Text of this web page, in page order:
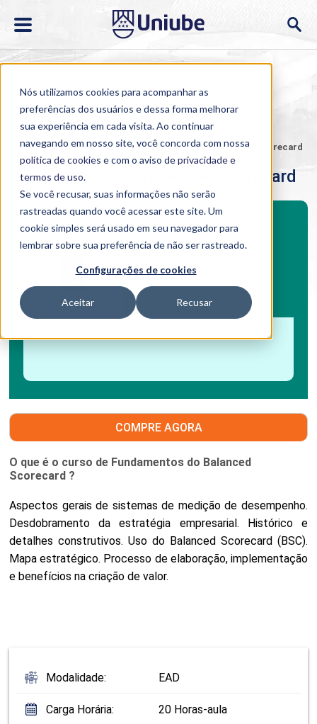
Nós utilizamos cookies para acompanhar as
preferências dos usuários e dessa forma melhorar
sua experiência em cada visita. Ao continuar
navegando em nosso site, você concorda com nossa
política de cookies e com o aviso deprivacidade e
termos de uso.
Se você recusar, suas informações não serão
rastreadas quando você acessar este site. Um
cookie simples será usado em seu navegador para
lembrar sobre sua preferência de não ser rastreado.
Configurações de cookies
Aceitar Recusar
Home > Cursos > EAD > >Fundamentos do Balanced Scorecard
Modalidade: EAD
Carga Horária: 20 Horas-aula
Fundamentos do Balanced Scorecard
Investimento
Boleto bancário / PIX
COMPRE AGORA
O que é o curso de Fundamentos do Balanced
Scorecard ?
Aspectos gerais de sistemas de medição de desempenho.
Desdobramento da estratégia empresarial. Histórico e
detalhes construtivos. Uso do Balanced Scorecard (BSC).
Mapa estratégico. Processo de elaboração, implementação
e benefícios na criação de valor.